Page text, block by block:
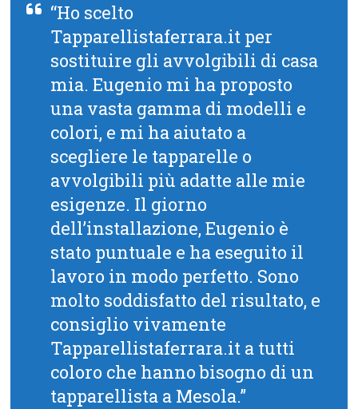
“Ho scelto
Tapparellistaferrara.it per
sostituire gli avvolgibili di casa
mia. Eugenio mi ha proposto
una vasta gamma di modelli e
colori, e mi ha aiutato a
scegliere le tapparelle o
avvolgibili più adatte alle mie
esigenze. Il giorno
dell’installazione, Eugenio è
stato puntuale e ha eseguito il
lavoro in modo perfetto. Sono
molto soddisfatto del risultato, e
consiglio vivamente
Tapparellistaferrara.it a tutti
coloro che hanno bisogno di un
tapparellista a Mesola.”